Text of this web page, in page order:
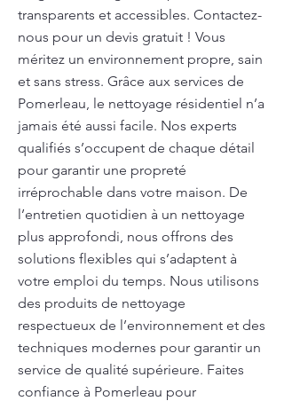
transparents et accessibles. Contactez-
nous pour un devis gratuit ! Vous
méritez un environnement propre, sain
et sans stress. Grâce aux services de
Pomerleau, le nettoyage résidentiel n’a
jamais été aussi facile. Nos experts
qualifiés s’occupent de chaque détail
pour garantir une propreté
irréprochable dans votre maison. De
l’entretien quotidien à un nettoyage
plus approfondi, nous offrons des
solutions flexibles qui s’adaptent à
votre emploi du temps. Nous utilisons
des produits de nettoyage
respectueux de l’environnement et des
techniques modernes pour garantir un
service de qualité supérieure. Faites
confiance à Pomerleau pour